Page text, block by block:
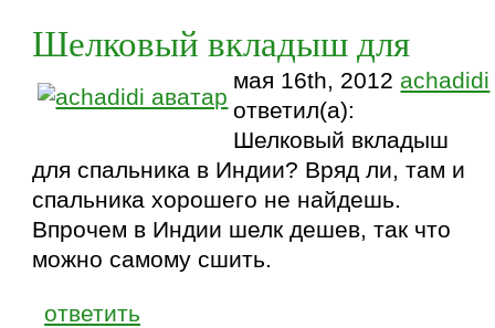
Шелковый вкладыш для
мая 16th, 2012 achadidi
ответил(а):
Шелковый вкладыш
для спальника в Индии? Вряд ли, там и
спальника хорошего не найдешь.
Впрочем в Индии шелк дешев, так что
можно самому сшить.
ответить